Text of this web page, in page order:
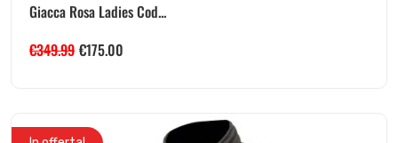
Giacca Rosa Ladies Cod...
€349.99 €175.00